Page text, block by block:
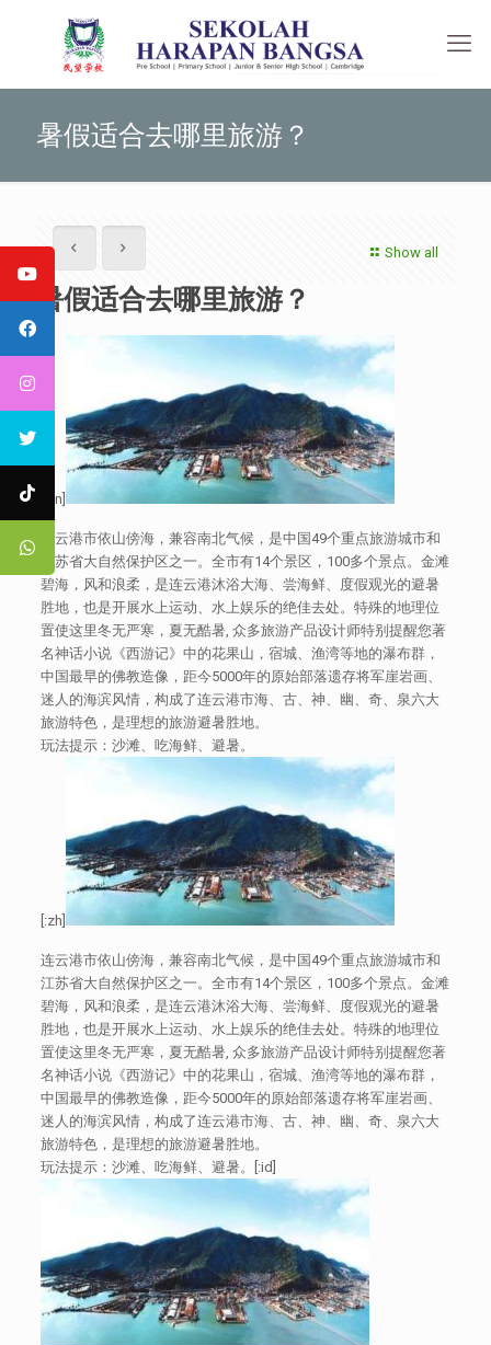
暑假适合去哪里旅游？
Show all
暑假适合去哪里旅游？
[:en]
连云港市依山傍海，兼容南北气候，是中国49个重点旅游城市和
江苏省大自然保护区之一。全市有14个景区，100多个景点。金滩
碧海，风和浪柔，是连云港沐浴大海、尝海鲜、度假观光的避暑
胜地，也是开展水上运动、水上娱乐的绝佳去处。特殊的地理位
置使这里冬无严寒，夏无酷暑, 众多旅游产品设计师特别提醒您著
名神话小说《西游记》中的花果山，宿城、渔湾等地的瀑布群，
中国最早的佛教造像，距今5000年的原始部落遗存将军崖岩画、
迷人的海滨风情，构成了连云港市海、古、神、幽、奇、泉六大
旅游特色，是理想的旅游避暑胜地。
玩法提示：沙滩、吃海鲜、避暑。
[:zh]
连云港市依山傍海，兼容南北气候，是中国49个重点旅游城市和
江苏省大自然保护区之一。全市有14个景区，100多个景点。金滩
碧海，风和浪柔，是连云港沐浴大海、尝海鲜、度假观光的避暑
胜地，也是开展水上运动、水上娱乐的绝佳去处。特殊的地理位
置使这里冬无严寒，夏无酷暑, 众多旅游产品设计师特别提醒您著
名神话小说《西游记》中的花果山，宿城、渔湾等地的瀑布群，
中国最早的佛教造像，距今5000年的原始部落遗存将军崖岩画、
迷人的海滨风情，构成了连云港市海、古、神、幽、奇、泉六大
旅游特色，是理想的旅游避暑胜地。
玩法提示：沙滩、吃海鲜、避暑。[:id]